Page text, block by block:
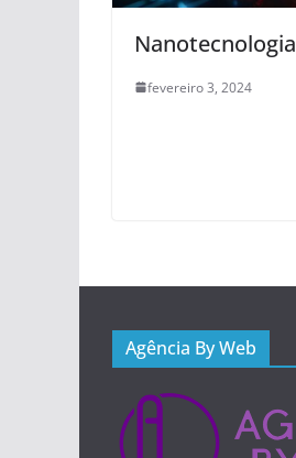
Nanotecnologia
fevereiro 3, 2024
Agência By Web